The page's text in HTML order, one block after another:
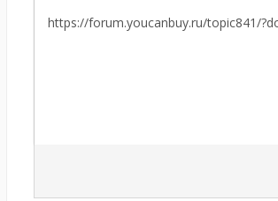
https://forum.youcanbuy.ru/topic841/